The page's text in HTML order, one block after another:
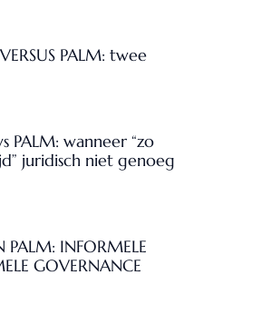
PALM: twee
PALM: wanneer “zo
juridisch niet genoeg
PALM: INFORMELE
GOVERNANCE